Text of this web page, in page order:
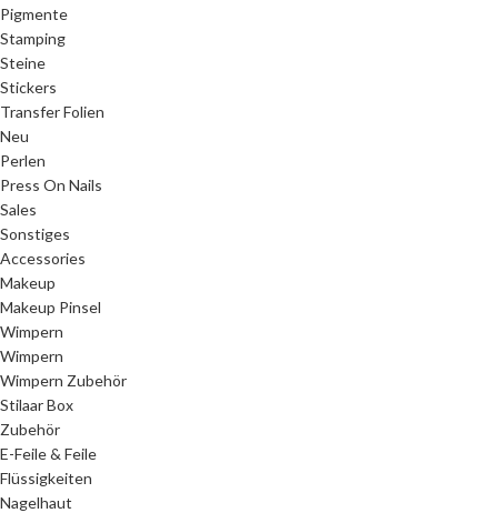
Pigmente
Stamping
Steine
Stickers
Transfer Folien
Neu
Perlen
Press On Nails
Sales
Sonstiges
Accessories
Makeup
Makeup Pinsel
Wimpern
Wimpern
Wimpern Zubehör
Stilaar Box
Zubehör
E-Feile & Feile
Flüssigkeiten
Nagelhaut